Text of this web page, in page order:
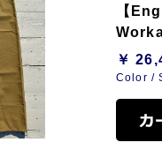
【
￥
Color /